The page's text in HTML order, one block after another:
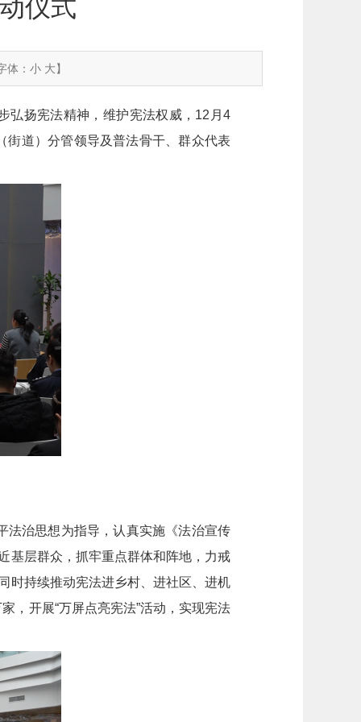
仪式
体： 小 大】
弘扬宪法精神，维护宪法权威，12月4
街道）分管领导及普法骨干、群众代表
法治思想为指导，认真实施《法治宣传
基层群众，抓牢重点群体和阵地，力戒
时持续推动宪法进乡村、进社区、进机
，开展“万屏点亮宪法”活动，实现宪法